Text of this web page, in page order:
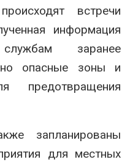
встречи
информация
заранее
опасные зоны и
предотвращения
запланированы
для местных